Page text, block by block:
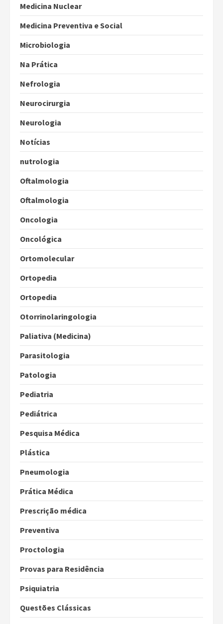
Medicina Nuclear
Medicina Preventiva e Social
Microbiologia
Na Prática
Nefrologia
Neurocirurgia
Neurologia
Notícias
nutrologia
Oftalmologia
Oftalmologia
Oncologia
Oncológica
Ortomolecular
Ortopedia
Ortopedia
Otorrinolaringologia
Paliativa (Medicina)
Parasitologia
Patologia
Pediatria
Pediátrica
Pesquisa Médica
Plástica
Pneumologia
Prática Médica
Prescrição médica
Preventiva
Proctologia
Provas para Residência
Psiquiatria
Questões Clássicas